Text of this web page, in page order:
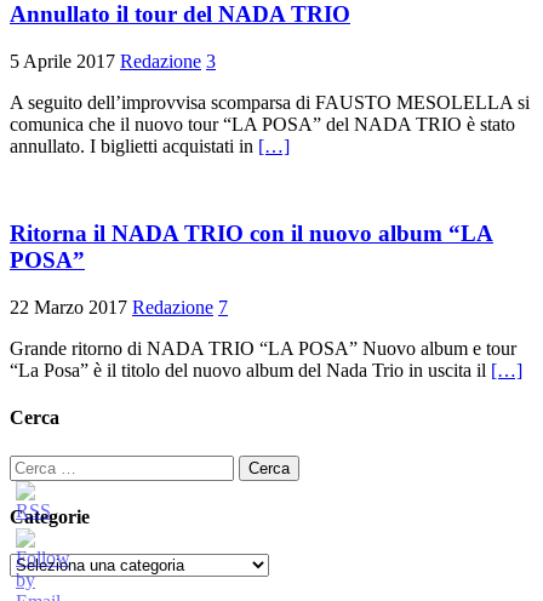
Annullato il tour del NADA TRIO
5 Aprile 2017 Redazione 3
A seguito dell’improvvisa scomparsa di FAUSTO MESOLELLA si
comunica che il nuovo tour “LA POSA” del NADA TRIO è stato
annullato. I biglietti acquistati in […]
Ritorna il NADA TRIO con il nuovo album “LA
POSA”
22 Marzo 2017 Redazione 7
Grande ritorno di NADA TRIO “LA POSA” Nuovo album e tour
“La Posa” è il titolo del nuovo album del Nada Trio in uscita il […]
Cerca
Ricerca
per:
Categorie
Categorie